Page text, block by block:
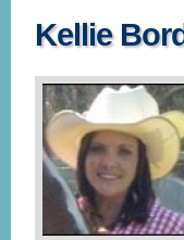
Kellie